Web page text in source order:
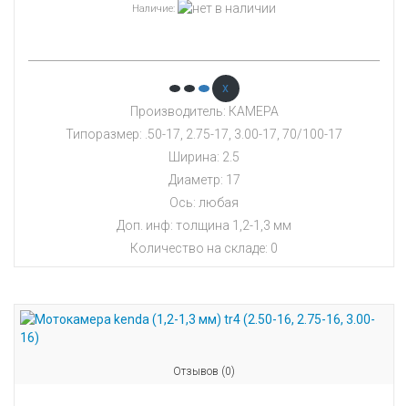
Наличие:
x
Производитель: КАМЕРА
Типоразмер: .50-17, 2.75-17, 3.00-17, 70/100-17
Ширина: 2.5
Диаметр: 17
Ось: любая
Доп. инф: толщина 1,2-1,3 мм
Количество на складе: 0
Отзывов (0)